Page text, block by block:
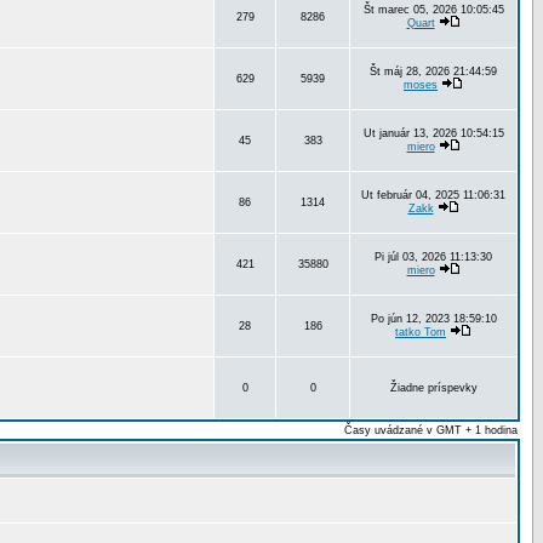
279 8286
Št marec 05, 2026 10:05:45
Quart
629 5939
Št máj 28, 2026 21:44:59
moses
45 383
Ut január 13, 2026 10:54:15
miero
86 1314
Ut február 04, 2025 11:06:31
Zakk
421 35880
Pi júl 03, 2026 11:13:30
miero
28 186
Po jún 12, 2023 18:59:10
tatko Tom
0 0 Žiadne príspevky
Časy uvádzané v GMT + 1 hodina